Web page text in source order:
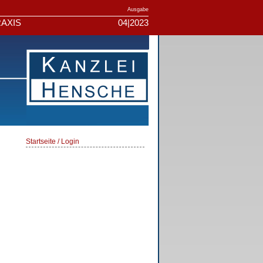
Ausgabe
04|2023
Startseite / Login